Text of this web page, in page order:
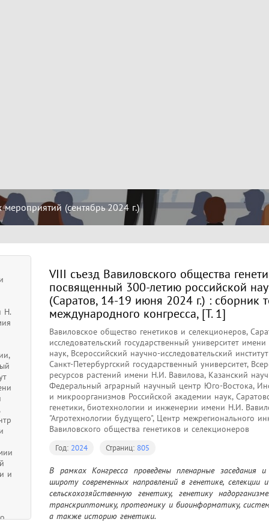
(сентябрь 2024 г.)
Н.
и
VIII съезд Вавиловского общества
посвященный 300-летию российской
(Саратов, 14-19 июня 2024 г.) : сборник
международного конгресса, [Т. 1]
Вавиловское общество генетиков и селекционеров,
исследовательский государственный университет
наук, Всероссийский научно-исследовательский
Санкт-Петербургский государственный университет,
ресурсов растений имени Н.И. Вавилова, Казанский
Федеральный аграрный научный центр Юго-Востока,
и микроорганизмов Российской академии наук,
генетики, биотехнологии и инженерии имени Н.И.
"Агротехнологии будущего", Центр межрегионального
Вавиловского общества генетиков и селекционеров
Год: 2024 Страниц: 805
В рамках Конгресса проведены пленарные заседания
широту современных направлений в генетике, селекции
сельскохозяйственную генетику, генетику
транскриптомику, протеомику и биоинформатику,
а также историю генетики.